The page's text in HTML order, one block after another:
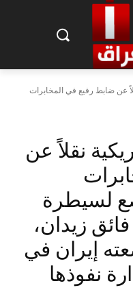
عن ضابط رفيع في المخابرات
نقلاً عن
لسيطرة
زيدان،
إيران في
نفوذها